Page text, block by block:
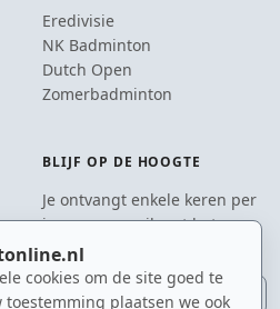
cookies om de site goed te
plaatsen we ook
Eredivisie
NK Badminton
Dutch Open
Zomerbadminton
BLIJF OP DE HOOGTE
Je ontvangt enkele keren per
jaar een e-mail met het
laatste badmintonnieuws.
E-mailadres